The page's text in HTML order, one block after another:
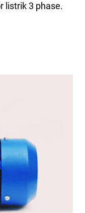
listrik 3 phase.